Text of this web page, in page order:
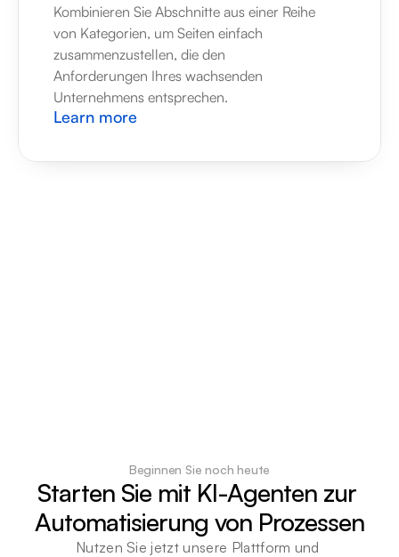
Kombinieren Sie Abschnitte aus einer Reihe
von Kategorien, um Seiten einfach
zusammenzustellen, die den
Anforderungen Ihres wachsenden
Unternehmens entsprechen.
Learn more
Beginnen Sie noch heute
Starten Sie mit KI-Agenten zur
Automatisierung von Prozessen
Nutzen Sie jetzt unsere Plattform und